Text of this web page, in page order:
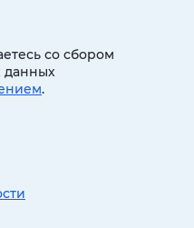
со сбором
данных
.